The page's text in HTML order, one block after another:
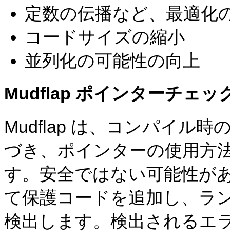
定数の伝播など、最適化
コードサイズの縮小
並列化の可能性の向上
Mudflap ポインターチェッ
Mudflap は、コンパイル時
づき、ポインターの使用方
す。安全ではない可能性が
て保護コードを追加し、ラ
検出します。検出されるエ